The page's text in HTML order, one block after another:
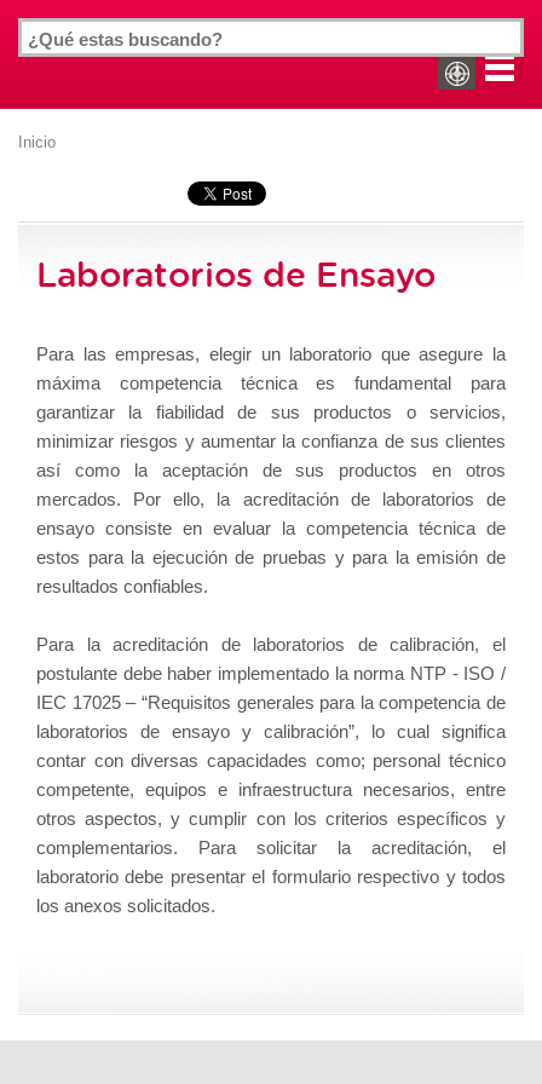
Inicio
Laboratorios de Ensayo
Para las empresas, elegir un laboratorio que asegure la
máxima competencia técnica es fundamental para
garantizar la fiabilidad de sus productos o servicios,
minimizar riesgos y aumentar la confianza de sus clientes
así como la aceptación de sus productos en otros
mercados. Por ello, la acreditación de laboratorios de
ensayo consiste en evaluar la competencia técnica de
estos para la ejecución de pruebas y para la emisión de
resultados confiables.
Para la acreditación de laboratorios de calibración, el
postulante debe haber implementado la norma NTP - ISO /
IEC 17025 – “Requisitos generales para la competencia de
laboratorios de ensayo y calibración”, lo cual significa
contar con diversas capacidades como; personal técnico
competente, equipos e infraestructura necesarios, entre
otros aspectos, y cumplir con los criterios específicos y
complementarios. Para solicitar la acreditación, el
laboratorio debe presentar el formulario respectivo y todos
los anexos solicitados.